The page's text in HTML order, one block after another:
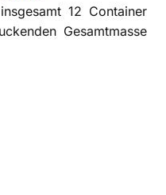
12 Container
Gesamtmasse